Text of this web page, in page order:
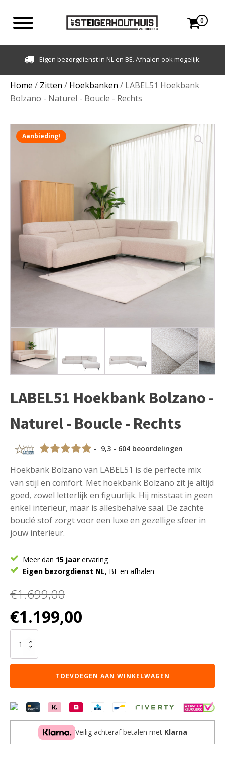
0
Eigen bezorgdienst in NL en BE. Afhalen ook mogelijk.
Home / Zitten / Hoekbanken / LABEL51 Hoekbank
Bolzano - Naturel - Boucle - Rechts
Aanbieding!
LABEL51 Hoekbank Bolzano -
Naturel - Boucle - Rechts
- 9,3 - 604 beoordelingen
Hoekbank Bolzano van LABEL51 is de perfecte mix
van stijl en comfort. Met hoekbank Bolzano zit je altijd
goed, zowel letterlijk en figuurlijk. Hij misstaat in geen
enkel interieur, maar is allesbehalve saai. De zachte
bouclé stof zorgt voor een luxe en gezellige sfeer in
jouw interieur.
Meer dan 15 jaar ervaring
Eigen bezorgdienst NL, BE en afhalen
€1.699,00
Oorspronkelijke
prijs
was:
€1.699,00.
€1.199,00
Hoekbank
Bolzano
-
-
-
Rechts
TOEVOEGEN AAN WINKELWAGEN
Veilig achteraf betalen met Klarna